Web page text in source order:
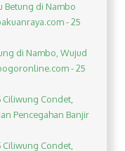
Betung di Nambo
- 25
di Nambo, Wujud
- 25
Ciliwung Condet,
Pencegahan Banjir
Ciliwung Condet,